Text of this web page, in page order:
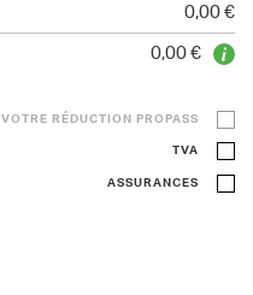
0,00 €
0,00 €
VOTRE RÉDUCTION PROPASS
TVA
ASSURANCES